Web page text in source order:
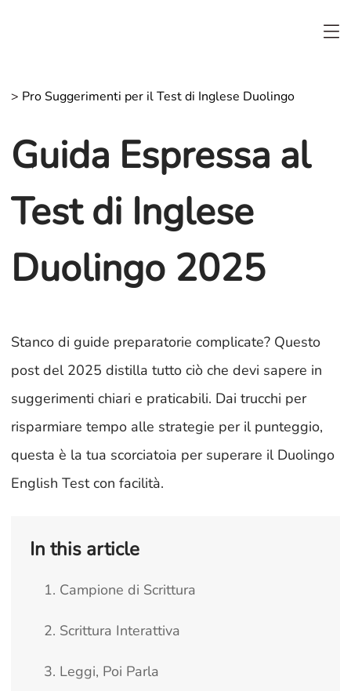
> Pro Suggerimenti per il Test di Inglese Duolingo
Guida Espressa al
Test di Inglese
Duolingo 2025
Stanco di guide preparatorie complicate? Questo
post del 2025 distilla tutto ciò che devi sapere in
suggerimenti chiari e praticabili. Dai trucchi per
risparmiare tempo alle strategie per il punteggio,
questa è la tua scorciatoia per superare il Duolingo
English Test con facilità.
In this article
1. Campione di Scrittura
2. Scrittura Interattiva
3. Leggi, Poi Parla